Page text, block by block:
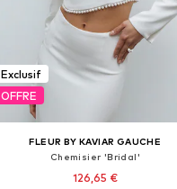
Exclusif
OFFRE
FLEUR BY KAVIAR GAUCHE
Chemisier 'Bridal'
126,65 €